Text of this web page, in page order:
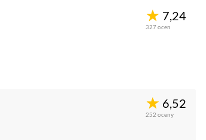
7,24
327ocen
6,52
252 oceny